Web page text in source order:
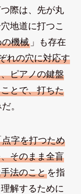
際は、先が丸
地道に打つこ
機械」も存在
れの穴に対応す
ピアノの鍵盤
とで、打ちた
。
点字を打つため
そのまま全盲
法のことを指
解するために